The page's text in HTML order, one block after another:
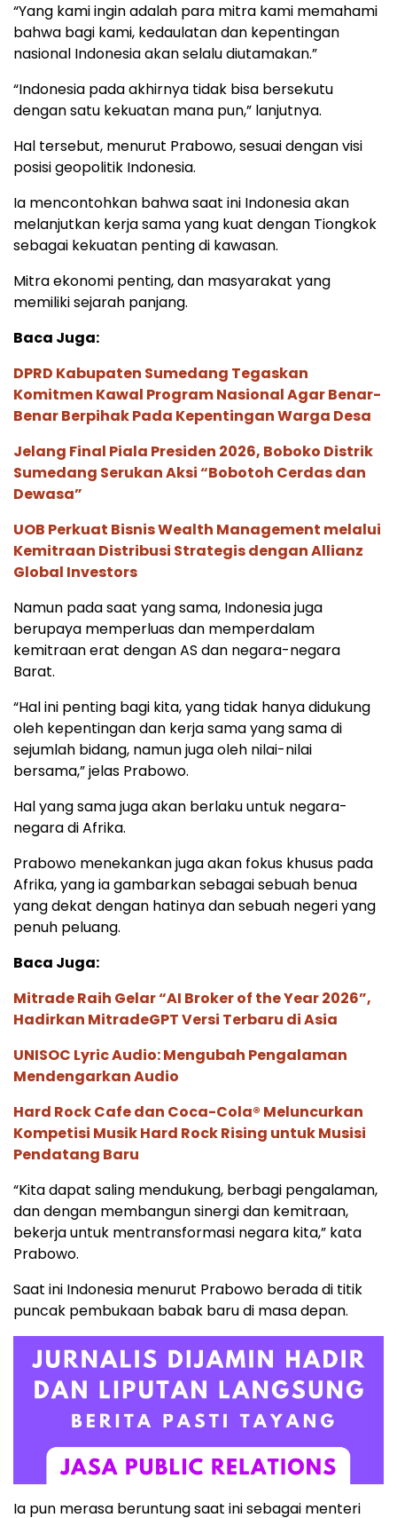
“Yang kami ingin adalah para mitra kami memahami
bahwa bagi kami, kedaulatan dan kepentingan
nasional Indonesia akan selalu diutamakan.”
“Indonesia pada akhirnya tidak bisa bersekutu
dengan satu kekuatan mana pun,” lanjutnya.
Hal tersebut, menurut Prabowo, sesuai dengan visi
posisi geopolitik Indonesia.
Ia mencontohkan bahwa saat ini Indonesia akan
melanjutkan kerja sama yang kuat dengan Tiongkok
sebagai kekuatan penting di kawasan.
Mitra ekonomi penting, dan masyarakat yang
memiliki sejarah panjang.
Baca Juga:
DPRD Kabupaten Sumedang Tegaskan
Komitmen Kawal Program Nasional Agar Benar-
Benar Berpihak Pada Kepentingan Warga Desa
Jelang Final Piala Presiden 2026, Boboko Distrik
Sumedang Serukan Aksi “Bobotoh Cerdas dan
Dewasa”
UOB Perkuat Bisnis Wealth Management melalui
Kemitraan Distribusi Strategis dengan Allianz
Global Investors
Namun pada saat yang sama, Indonesia juga
berupaya memperluas dan memperdalam
kemitraan erat dengan AS dan negara-negara
Barat.
“Hal ini penting bagi kita, yang tidak hanya didukung
oleh kepentingan dan kerja sama yang sama di
sejumlah bidang, namun juga oleh nilai-nilai
bersama,” jelas Prabowo.
Hal yang sama juga akan berlaku untuk negara-
negara di Afrika.
Prabowo menekankan juga akan fokus khusus pada
Afrika, yang ia gambarkan sebagai sebuah benua
yang dekat dengan hatinya dan sebuah negeri yang
penuh peluang.
Baca Juga:
Mitrade Raih Gelar “AI Broker of the Year 2026”,
Hadirkan MitradeGPT Versi Terbaru di Asia
UNISOC Lyric Audio: Mengubah Pengalaman
Mendengarkan Audio
Hard Rock Cafe dan Coca-Cola® Meluncurkan
Kompetisi Musik Hard Rock Rising untuk Musisi
Pendatang Baru
“Kita dapat saling mendukung, berbagi pengalaman,
dan dengan membangun sinergi dan kemitraan,
bekerja untuk mentransformasi negara kita,” kata
Prabowo.
Saat ini Indonesia menurut Prabowo berada di titik
puncak pembukaan babak baru di masa depan.
Ia pun merasa beruntung saat ini sebagai menteri